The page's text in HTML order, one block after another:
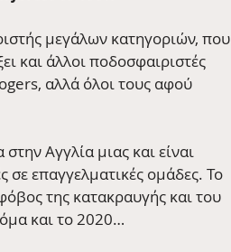
μεγάλων κατηγοριών, που
και άλλοι ποδοσφαιριστές
αλλά όλοι τους αφού
Αγγλία μιας και είναι
επαγγελματικές ομάδες. Το
της κατακραυγής και του
και το 2020…